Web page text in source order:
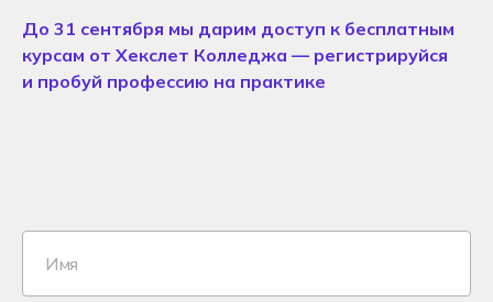
До 31 сентября мы дарим доступ к бесплатным
курсам от Хекслет Колледжа — регистрируйся
и пробуй профессию на практике